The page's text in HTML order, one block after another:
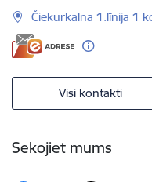
Čiekurkalna 1.līnija 1
Visi kontakti
Sekojiet mums